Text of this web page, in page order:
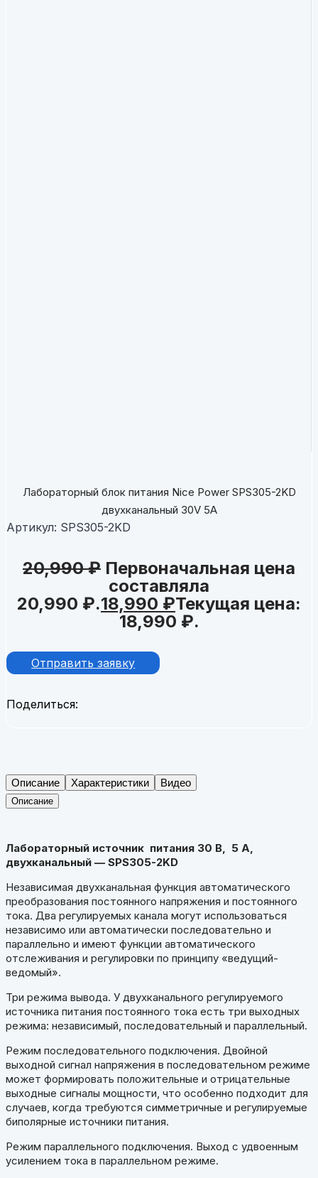
Лабораторный блок питания Nice Power SPS305-2KD
двухканальный 30V 5A
Артикул: SPS305-2KD
20,990₽ Первоначальная цена
составляла
20,990 ₽.18,990 ₽Текущая цена:
18,990 ₽.
Отправить заявку
Поделиться:
Описание Характеристики Видео
Описание
Лабораторный источник питания 30 В, 5 А,
двухканальный — SPS305-2KD
Независимая двухканальная функция автоматического
преобразования постоянного напряжения и постоянного
тока. Два регулируемых канала могут использоваться
независимо или автоматически последовательно и
параллельно и имеют функции автоматического
отслеживания и регулировки по принципу «ведущий-
ведомый».
Три режима вывода. У двухканального регулируемого
источника питания постоянного тока есть три выходных
режима: независимый, последовательный и параллельный.
Режим последовательного подключения. Двойной
выходной сигнал напряжения в последовательном режиме
может формировать положительные и отрицательные
выходные сигналы мощности, что особенно подходит для
случаев, когда требуются симметричные и регулируемые
биполярные источники питания.
Режим параллельного подключения. Выход с удвоенным
усилением тока в параллельном режиме.